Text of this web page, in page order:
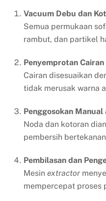
Vacuum Debu dan
Semua permukaan
rambut, dan partikel
Penyemprotan
Cairan disesuaikan
tidak merusak warna
Penggosokan
Noda dan kotoran
pembersih
Pembilasan dan
Mesin extractor
mempercepat proses